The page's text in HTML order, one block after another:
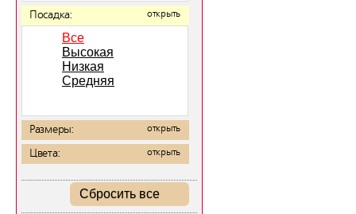
Посадка: открыть
Все
Высокая
Низкая
Средняя
Размеры: открыть
Цвета: открыть
Сбросить все